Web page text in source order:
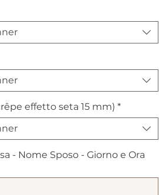
effetto seta 15 mm) *
- Nome Sposo - Giorno e Ora